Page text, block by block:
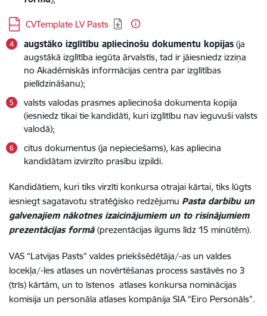
Lejupielādēt:
CVTemplate LV Pasts
augstāko izglītību apliecinošu dokumentu kopijas (ja
augstākā izglītība iegūta ārvalstīs, tad ir jāiesniedz izziņa
no Akadēmiskās informācijas centra par izglītības
pielīdzināšanu);
valsts valodas prasmes apliecinoša dokumenta kopija
(iesniedz tikai tie kandidāti, kuri izglītību nav ieguvuši valsts
valodā);
citus dokumentus (ja nepieciešams), kas apliecina
kandidātam izvirzīto prasību izpildi.
Kandidātiem, kuri tiks virzīti konkursa otrajai kārtai, tiks lūgts
iesniegt sagatavotu stratēģisko redzējumu Pasta darbību un
galvenajiem nākotnes izaicinājumiem un to risinājumiem
prezentācijas formā (prezentācijas ilgums līdz 15 minūtēm).
VAS “Latvijas Pasts” valdes priekšsēdētāja/-as un valdes
locekļa/-les atlases un novērtēšanas process sastāvēs no 3
(trīs) kārtām, un to īstenos atlases konkursa nominācijas
komisija un personāla atlases kompānija SIA “Eiro Personāls”.